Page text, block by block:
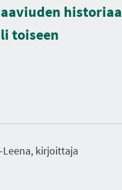
historiaa
toiseen
kirjoittaja